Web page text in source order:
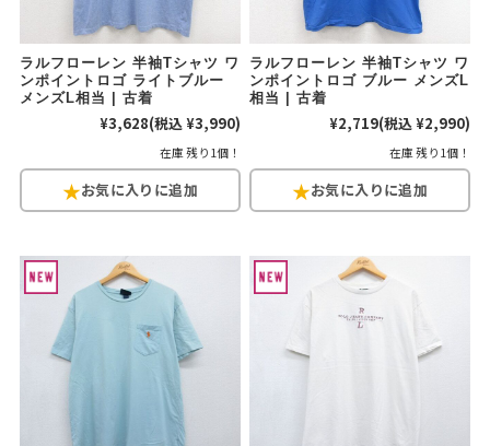
ラルフローレン 半袖Tシャツ ワ
ンポイントロゴ ライトブルー
メンズL相当 | 古着
¥3,628(税込 ¥3,990)
在庫 残り1個！
ラルフローレン 半袖Tシャツ ワ
ンポイントロゴ ブルー メンズL
相当 | 古着
¥2,719(税込 ¥2,990)
在庫 残り1個！